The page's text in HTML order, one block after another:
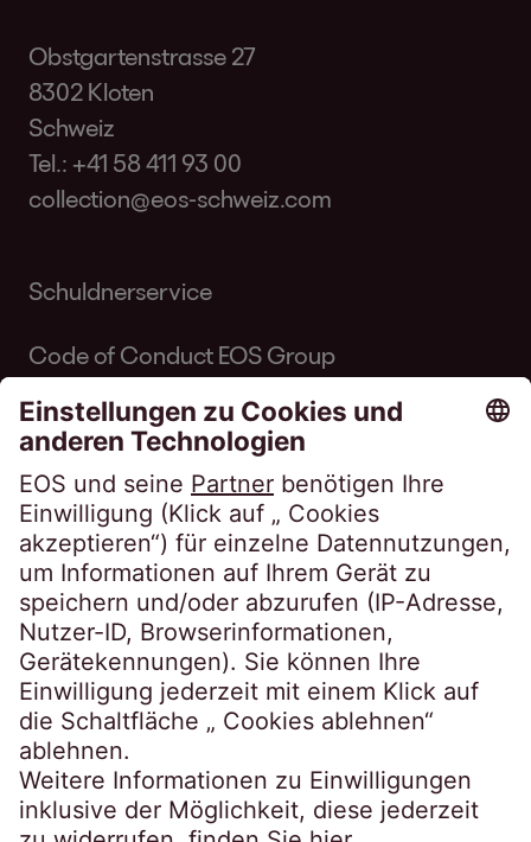
Obstgartenstrasse 27
8302 Kloten
Schweiz
Tel.: +41 58 411 93 00
collection@eos-schweiz.com
Schuldnerservice
Code of Conduct EOS Group
Code of Conduct Inkasso Suisse
Linkedin EOS Schweiz
Kundenportale
EOSdirect
SECUREtransfer